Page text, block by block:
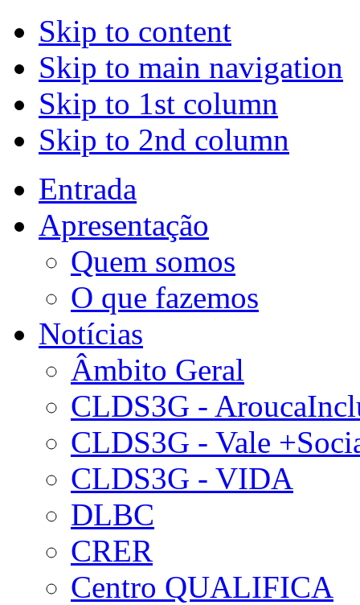
Skip to content
Skip to main navigation
Skip to 1st column
Skip to 2nd column
Entrada
Apresentação
Quem somos
O que fazemos
Notícias
Âmbito Geral
CLDS3G -
CLDS3G - Vale
CLDS3G - VIDA
DLBC
CRER
Centro QUALIFICA